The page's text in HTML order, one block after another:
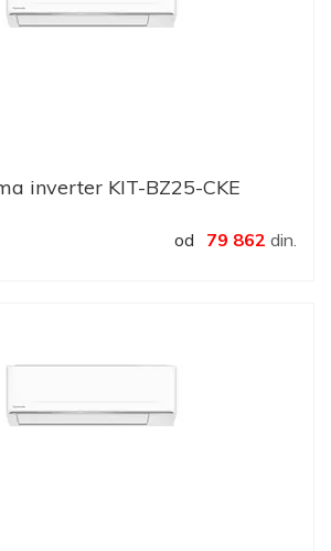
inverter KIT-BZ25-CKE
od 79 862 din.